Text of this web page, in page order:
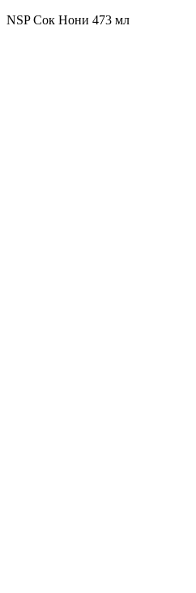
NSP Сок Нони 473 мл